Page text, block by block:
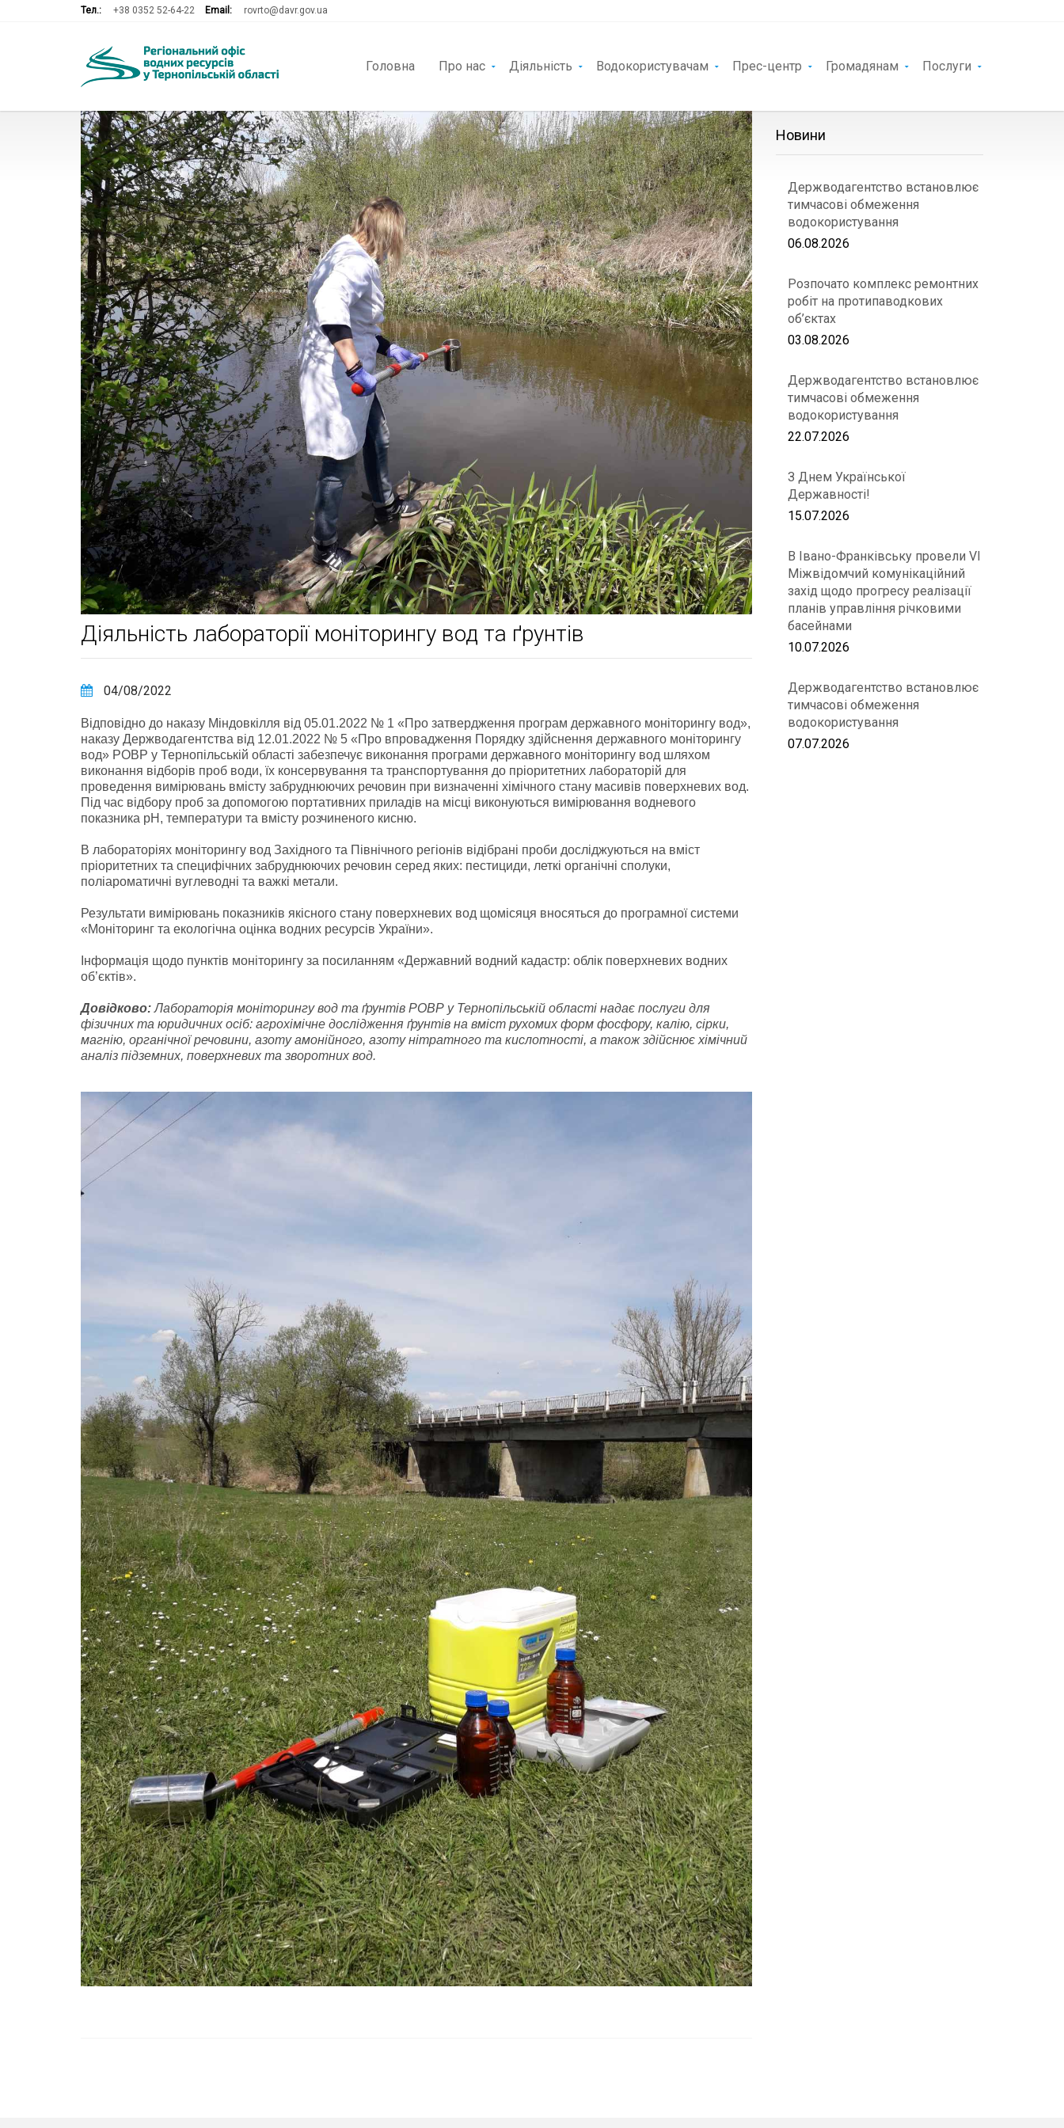
Тел.: +38 0352 52-64-22 Email: rovrto@davr.gov.ua
Головна Про нас Діяльність Водокористувачам Прес-центр Громадянам Послуги
Діяльність лабораторії моніторингу вод та ґрунтів
04/08/2022
Відповідно до наказу Міндовкілля від 05.01.2022 № 1 «Про затвердження програм державного моніторингу вод»,
наказу Держводагентства від 12.01.2022 № 5 «Про впровадження Порядку здійснення державного моніторингу
вод» РОВР у Тернопільській області забезпечує виконання програми державного моніторингу вод шляхом
виконання відборів проб води, їх консервування та транспортування до пріоритетних лабораторій для
проведення вимірювань вмісту забруднюючих речовин при визначенні хімічного стану масивів поверхневих вод.
Під час відбору проб за допомогою портативних приладів на місці виконуються вимірювання водневого
показника рН, температури та вмісту розчиненого кисню.
В лабораторіях моніторингу вод Західного та Північного регіонів відібрані проби досліджуються на вміст
пріоритетних та специфічних забруднюючих речовин серед яких: пестициди, леткі органічні сполуки,
поліароматичні вуглеводні та важкі метали.
Результати вимірювань показників якісного стану поверхневих вод щомісяця вносяться до програмної системи
«Моніторинг та екологічна оцінка водних ресурсів України».
Інформація щодо пунктів моніторингу за посиланням «Державний водний кадастр: облік поверхневих водних
об’єктів».
Довідково:Лабораторія моніторингу вод та ґрунтів РОВР у Тернопільській області надає послуги для
фізичних та юридичних осіб: агрохімічне дослідження ґрунтів на вміст рухомих форм фосфору, калію, сірки,
магнію, органічної речовини, азоту амонійного, азоту нітратного та кислотності, а також здійснює хімічний
аналіз підземних, поверхневих та зворотних вод.
Новини
Держводагентство встановлює
тимчасові обмеження
водокористування
06.08.2026
Розпочато комплекс ремонтних
робіт на протипаводкових
об’єктах
03.08.2026
Держводагентство встановлює
тимчасові обмеження
водокористування
22.07.2026
З Днем Української
Державності!
15.07.2026
В Івано-Франківську провели VІ
Міжвідомчий комунікаційний
захід щодо прогресу реалізації
планів управління річковими
басейнами
10.07.2026
Держводагентство встановлює
тимчасові обмеження
водокористування
07.07.2026